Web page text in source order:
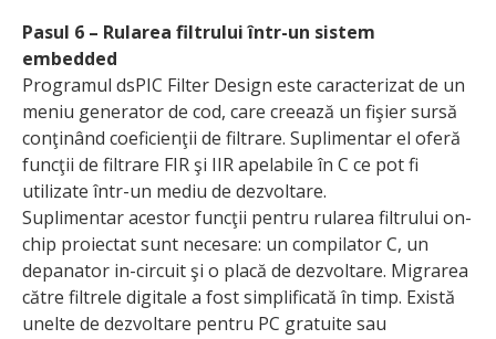
Pasul 6 – Rularea filtrului într-un sistem
embedded
Programul dsPIC Filter Design este caracterizat de un
meniu generator de cod, care creează un fişier sursă
conţinând coeficienţii de filtrare. Suplimentar el oferă
funcţii de filtrare FIR şi IIR apelabile în C ce pot fi
utilizate într-un mediu de dezvoltare.
Suplimentar acestor funcţii pentru rularea filtrului on-
chip proiectat sunt necesare: un compilator C, un
depanator in-circuit şi o placă de dezvoltare. Migrarea
către filtrele digitale a fost simplificată în timp. Există
unelte de dezvoltare pentru PC gratuite sau